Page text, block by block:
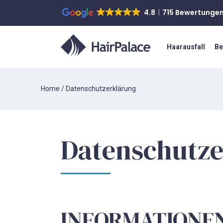
4.8 715
Haarausfall
Home / Datenschutzerklärung